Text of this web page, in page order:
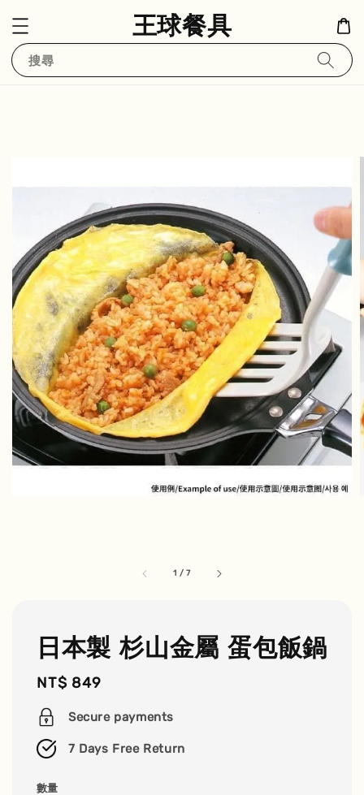
王球餐具
搜尋
1 /7
日本製 杉山金屬 蛋包飯鍋
Regular
price
NT$ 849
Secure payments
7 Days Free Return
數量